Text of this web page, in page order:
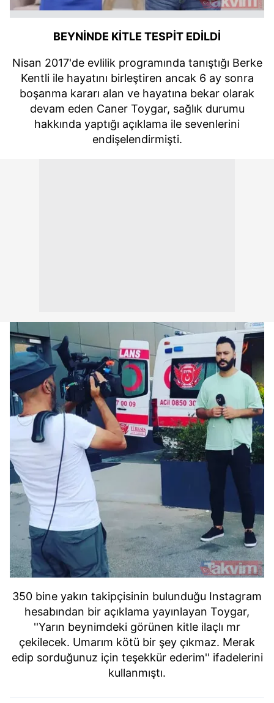
verileriniz işlenmekte olup gerekli olan çerezler bilgi
toplumu hizmetlerinin sunulması amacıyla
kılınması ve kişiselleştirilmesi ve sizlere yönelik
reklam/pazarlama faaliyetlerinin yapılması, amaçlarıyla
sınırlı olarak açık rızanız dahilinde kullanılacaktır.
Çerezlere ilişkin tercihlerinizi aşağıda yer alan panel
vasıtasıyla belirleyebilirsiniz. Çerezlere ilişkin detaylı bilgi
için Ayarlar butonuna tıklayabilir,
Çerez Bilgilendirme
BEYNİNDE KİTLE TESPİT EDİLDİ
Nisan 2017'de evlilik programında tanıştığı Berke
Kentli ile hayatını birleştiren ancak 6 ay sonra
boşanma kararı alan ve hayatına bekar olarak
devam eden Caner Toygar, sağlık durumu
hakkında yaptığı açıklama ile sevenlerini
endişelendirmişti.
350 bine yakın takipçisinin bulunduğu Instagram
hesabından bir açıklama yayınlayan Toygar,
''Yarın beynimdeki görünen kitle ilaçlı mr
çekilecek. Umarım kötü bir şey çıkmaz. Merak
edip sorduğunuz için teşekkür ederim'' ifadelerini
kullanmıştı.